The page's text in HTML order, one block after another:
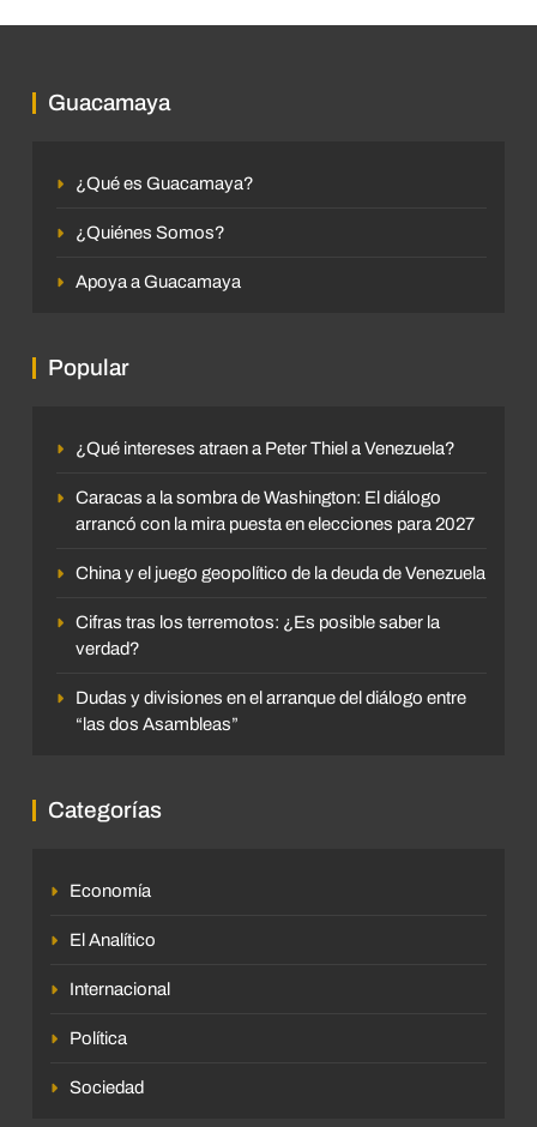
Guacamaya
¿Qué es Guacamaya?
¿Quiénes Somos?
Apoya a Guacamaya
Popular
¿Qué intereses atraen a Peter Thiel a Venezuela?
Caracas a la sombra de Washington: El diálogo
arrancó con la mira puesta en elecciones para 2027
China y el juego geopolítico de la deuda de Venezuela
Cifras tras los terremotos: ¿Es posible saber la
verdad?
Dudas y divisiones en el arranque del diálogo entre
“las dos Asambleas”
Categorías
Economía
El Analítico
Internacional
Política
Sociedad